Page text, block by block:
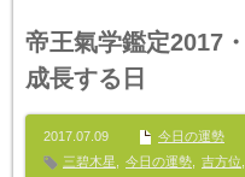
帝王氣学鑑定2017
成長する日
2017.07.09
今日の運勢
三碧木星
今日の運勢 吉方位